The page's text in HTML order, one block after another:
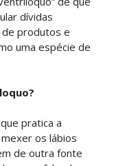
dívidas
produtos e
uma espécie de
pratica a
os lábios
de outra fonte